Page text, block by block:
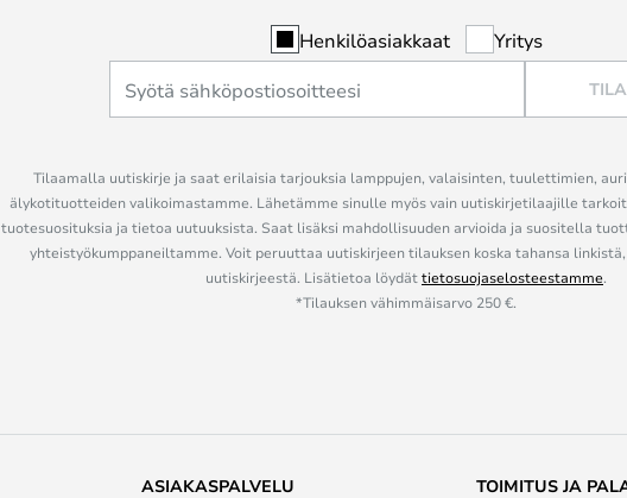
Henkilöasiakkaat Yritys
Tilaamalla uutiskirje ja saat erilaisia tarjouksia lamppujen, valaisinten, tuulettimien,
älykotituotteiden valikoimastamme. Lähetämme sinulle myös vain uutiskirjetilaajille
tuotesuosituksia ja tietoa uutuuksista. Saat lisäksi mahdollisuuden arvioida ja suositella
yhteistyökumppaneiltamme. Voit peruuttaa uutiskirjeen tilauksen koska tahansa
uutiskirjeestä. Lisätietoa löydättietosuojaselosteestamme.
*Tilauksen vähimmäisarvo 250 €.
ASIAKASPALVELU TOIMITUS JA